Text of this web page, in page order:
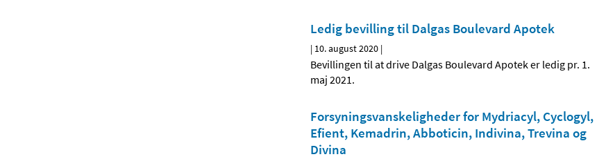
Ledig bevilling til Dalgas Boulevard Apotek
| 10. august 2020 |
Bevillingen til at drive Dalgas Boulevard Apotek er ledig pr. 1.
maj 2021.
Forsyningsvanskeligheder for Mydriacyl, Cyclogyl,
Efient, Kemadrin, Abboticin, Indivina, Trevina og
Divina